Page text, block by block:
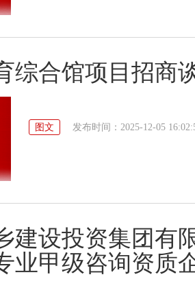
综合馆项目招商
图文 发布时间：2025-12-05
建设投资集团有
业甲级咨询资质